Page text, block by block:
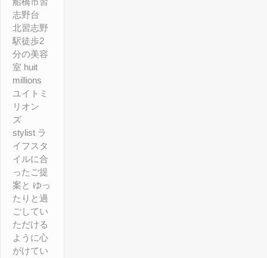
志野台
北習志野
駅徒歩2
分の美容
室 huit
millions
ユイトミ
リオン
ズ
stylist ラ
イフスタ
イルに合
ったご提
案と ゆっ
たりと過
ごしてい
ただける
ように心
がけてい